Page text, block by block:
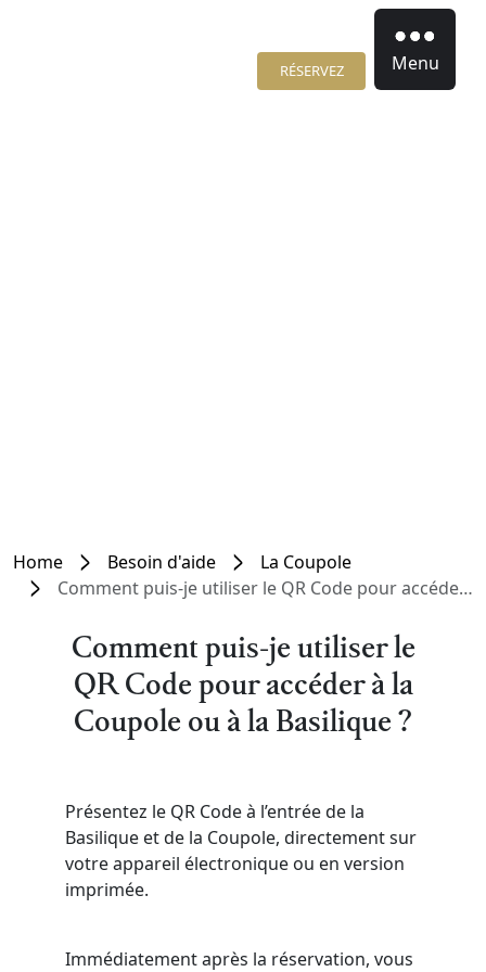
RÉSERVEZ Menu
Home Besoin d'aide
La Coupole
Comment puis-je utiliser le QR Code pour accéder à la Coupole ou à la Basilique ?
Comment puis-je utiliser le
QR Code pour accéder à la
Coupole ou à la Basilique ?
Présentez le QR Code à l’entrée de la
Basilique et de la Coupole, directement sur
votre appareil électronique ou en version
imprimée.
Immédiatement après la réservation, vous